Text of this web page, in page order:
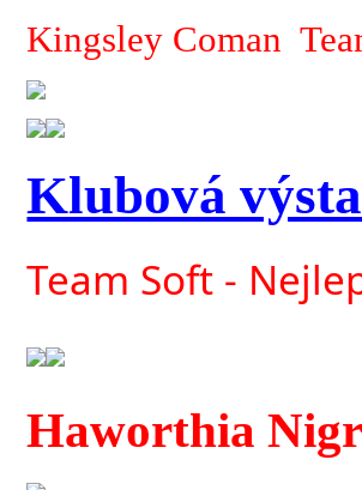
Kingsley Coman
Klubová
Team Soft -
Haworthia